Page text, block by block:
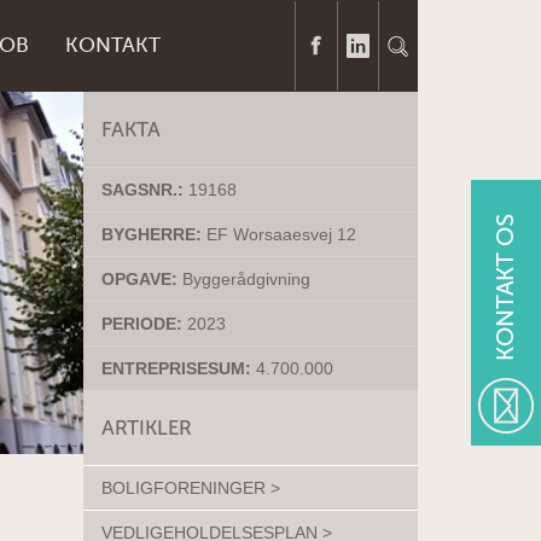
KONTAKT
FAKTA
SAGSNR.: 19168
BYGHERRE: EF Worsaaesvej 12
OPGAVE: Byggerådgivning
PERIODE: 2023
ENTREPRISESUM: 4.700.000
ARTIKLER
BOLIGFORENINGER >
VEDLIGEHOLDELSESPLAN >
KONTAKT OS